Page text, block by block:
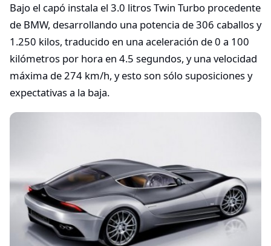
Bajo el capó instala el 3.0 litros Twin Turbo procedente
de BMW, desarrollando una potencia de 306 caballos y
1.250 kilos, traducido en una aceleración de 0 a 100
kilómetros por hora en 4.5 segundos, y una velocidad
máxima de 274 km/h, y esto son sólo suposiciones y
expectativas a la baja.